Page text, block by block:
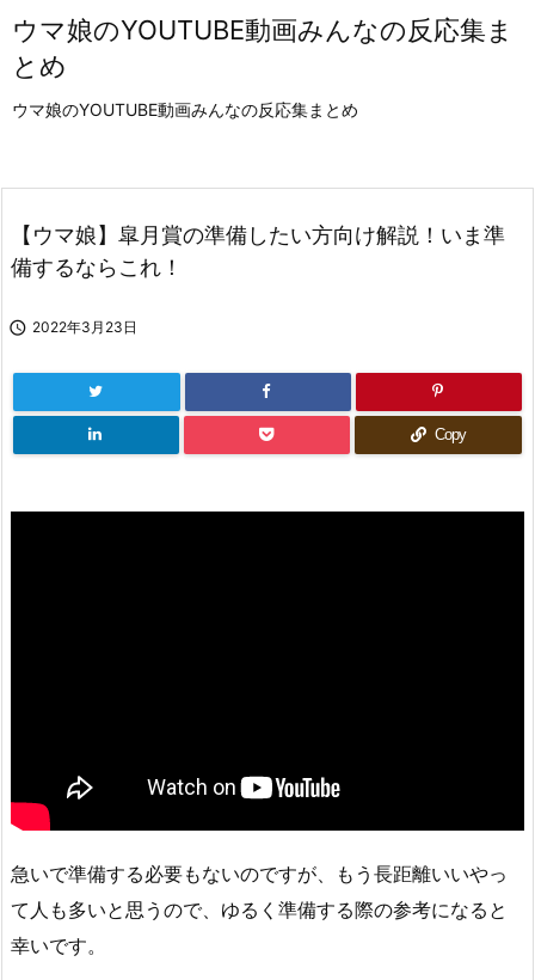
ウマ娘のYOUTUBE動画みんなの反応集ま
とめ
ウマ娘のYOUTUBE動画みんなの反応集まとめ
【ウマ娘】皐月賞の準備したい方向け解説！いま準
備するならこれ！
 2022年3月23日
Copy
急いで準備する必要もないのですが、もう長距離いいやっ
て人も多いと思うので、ゆるく準備する際の参考になると
幸いです。